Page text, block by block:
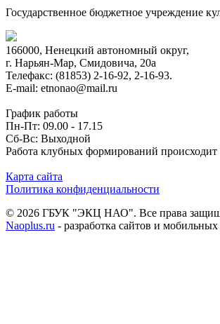
Государственное бюджетное учреждение
166000, Ненецкий автономный округ,
г. Нарьян-Мар, Смидовича, 20а
Телефакс: (81853) 2-16-92, 2-16-93.
E-mail: etnonao@mail.ru
График работы
Пн-Пт: 09.00 - 17.15
Сб-Вс: Выходной
Работа клубных формирований
Карта сайта
Политика конфиденциальности
© 2026 ГБУК "ЭКЦ НАО". Все права
Naoplus.ru - разработка сайтов и